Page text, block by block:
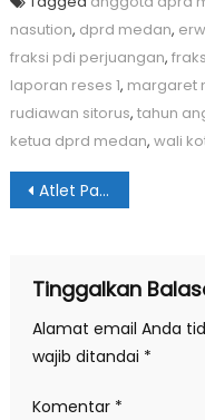
nasution, dprd medan,
fraksi pdi perjuangan,
laporan reses 1, margaret
rudiawan sitorus, tahun
ketua dprd medan, wali
Navigasi
Atlet Panahan Tebingtinggi Juara Umum di Malaysia
Tinggalkan
Alamat email Anda
wajib ditandai *
Komentar *